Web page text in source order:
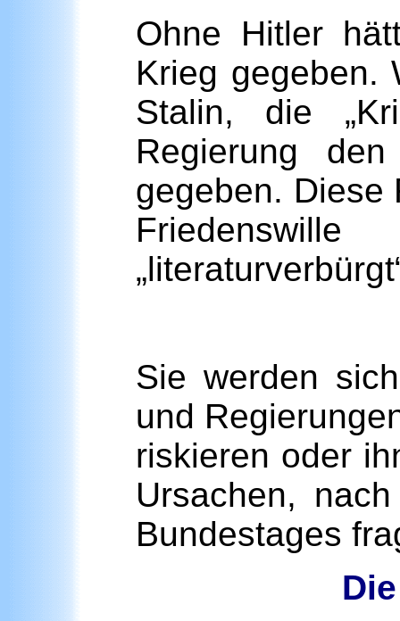
Ohne Hitler
Krieg gegeben.
Stalin, die
Regierung
gegeben. Diese
Sie werden
und
riskieren oder
Ursachen,
Bundestages